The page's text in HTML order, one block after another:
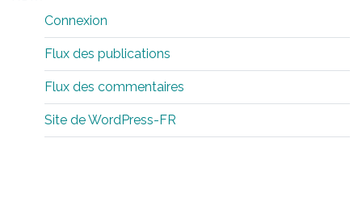
Connexion
Flux des publications
Flux des commentaires
Site de WordPress-FR